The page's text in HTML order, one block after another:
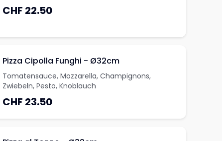
CHF 22.50
Pizza Cipolla Funghi - Ø32cm
Tomatensauce, Mozzarella, Champignons,
Zwiebeln, Pesto, Knoblauch
CHF 23.50